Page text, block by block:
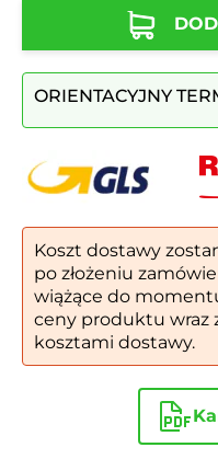
bez
oparcia
SOLID
|
ORIENTACYJNY
Koszt dostawy
po złożeniu
wiążące do
ceny produktu wraz
kosztami dostawy.